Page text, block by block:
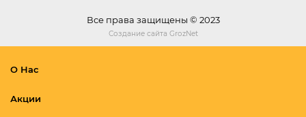
Все права защищены © 2023
Создание сайта GrozNet
О Нас
Акции